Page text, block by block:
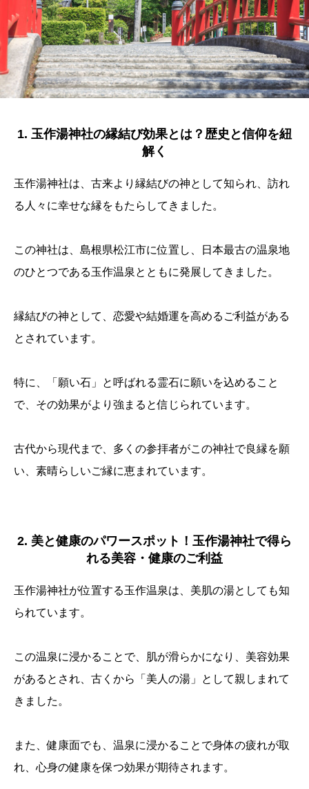
1. 玉作湯神社の縁結び効果とは？歴史と信仰を紐
解く
玉作湯神社は、古来より縁結びの神として知られ、訪れ
る人々に幸せな縁をもたらしてきました。
この神社は、島根県松江市に位置し、日本最古の温泉地
のひとつである玉作温泉とともに発展してきました。
縁結びの神として、恋愛や結婚運を高めるご利益がある
とされています。
特に、「願い石」と呼ばれる霊石に願いを込めること
で、その効果がより強まると信じられています。
古代から現代まで、多くの参拝者がこの神社で良縁を願
い、素晴らしいご縁に恵まれています。
2. 美と健康のパワースポット！玉作湯神社で得ら
れる美容・健康のご利益
玉作湯神社が位置する玉作温泉は、美肌の湯としても知
られています。
この温泉に浸かることで、肌が滑らかになり、美容効果
があるとされ、古くから「美人の湯」として親しまれて
きました。
また、健康面でも、温泉に浸かることで身体の疲れが取
れ、心身の健康を保つ効果が期待されます。